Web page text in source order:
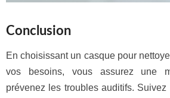
Conclusion
En choisissant un casque pour
vos besoins, vous assurez une
prévenez les troubles auditifs.